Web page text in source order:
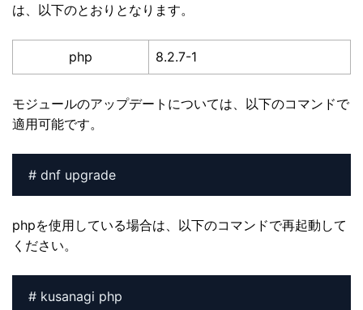
は、以下のとおりとなります。
php 8.2.7-1
モジュールのアップデートについては、以下のコマンドで
適用可能です。
# dnf upgrade
phpを使用している場合は、以下のコマンドで再起動して
ください。
# kusanagi php